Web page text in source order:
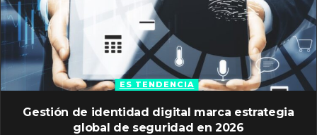
ES TENDENCIA
Gestión de identidad digital marca estrategia
global de seguridad en 2026